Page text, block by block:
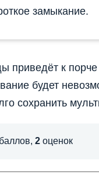
замыкание.
приведёт к
будет
сохранить
баллов, 2 оценок